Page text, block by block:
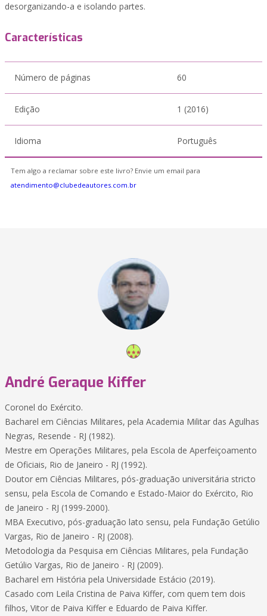
desorganizando-a e isolando partes.
Características
Número de páginas 60
Edição 1 (2016)
Idioma Português
Tem algo a reclamar sobre este livro? Envie um email para
atendimento@clubedeautores.com.br
André Geraque Kiffer
Coronel do Exército.
Bacharel em Ciências Militares, pela Academia Militar das Agulhas
Negras, Resende - RJ (1982).
Mestre em Operações Militares, pela Escola de Aperfeiçoamento
de Oficiais, Rio de Janeiro - RJ (1992).
Doutor em Ciências Militares, pós-graduação universitária stricto
sensu, pela Escola de Comando e Estado-Maior do Exército, Rio
de Janeiro - RJ (1999-2000).
MBA Executivo, pós-graduação lato sensu, pela Fundação Getúlio
Vargas, Rio de Janeiro - RJ (2008).
Metodologia da Pesquisa em Ciências Militares, pela Fundação
Getúlio Vargas, Rio de Janeiro - RJ (2009).
Bacharel em História pela Universidade Estácio (2019).
Casado com Leila Cristina de Paiva Kiffer, com quem tem dois
filhos, Vitor de Paiva Kiffer e Eduardo de Paiva Kiffer.